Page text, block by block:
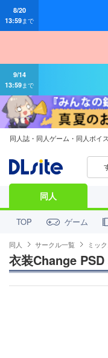
13:59まで
同人誌・同人ゲーム・同人ボイ
同人
TOP ゲーム
同人 サークル一覧 ミッ
衣装Change